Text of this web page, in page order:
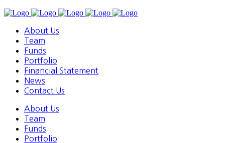
About Us
Team
Funds
Portfolio
Financial Statement
News
Contact Us
About Us
Team
Funds
Portfolio